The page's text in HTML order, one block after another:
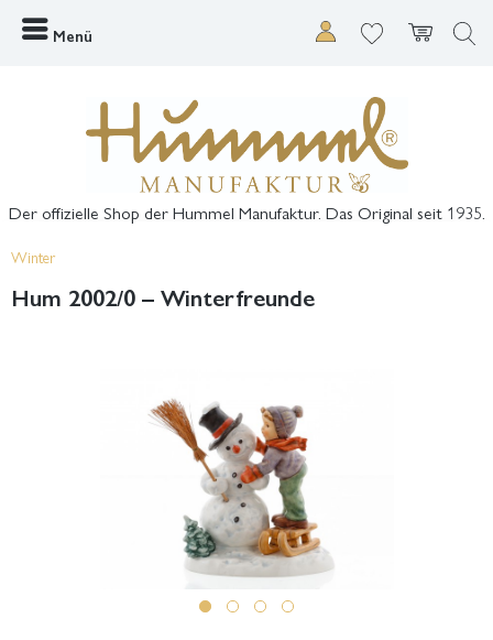
Menü
Der offizielle Shop der Hummel Manufaktur. Das Original seit 1935.
Winter
Hum 2002/0 – Winterfreunde